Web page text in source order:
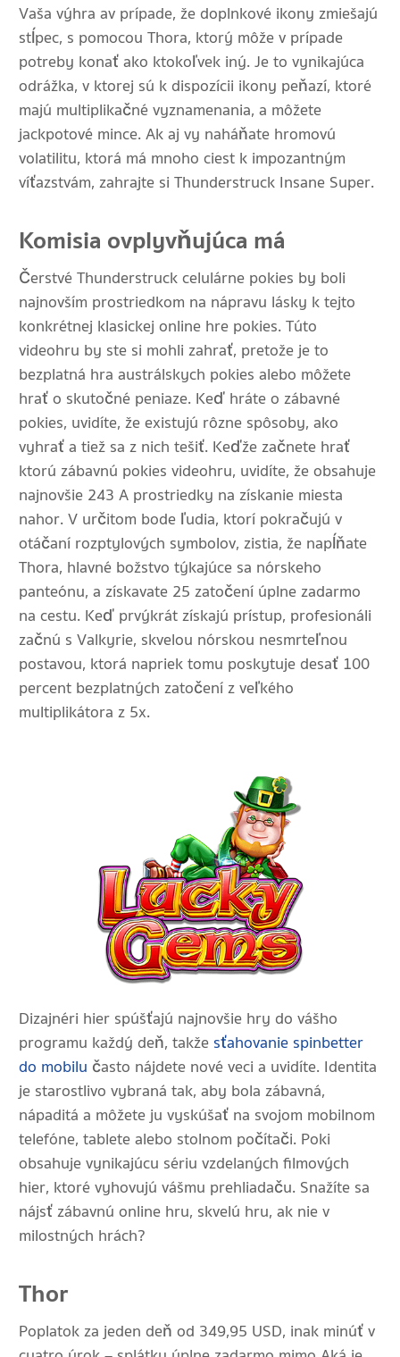
Vaša výhra av prípade, že doplnkové ikony zmiešajú
stĺpec, s pomocou Thora, ktorý môže v prípade
potreby konať ako ktokoľvek iný. Je to vynikajúca
odrážka, v ktorej sú k dispozícii ikony peňazí, ktoré
majú multiplikačné vyznamenania, a môžete
jackpotové mince. Ak aj vy naháňate hromovú
volatilitu, ktorá má mnoho ciest k impozantným
víťazstvám, zahrajte si Thunderstruck Insane Super.
Komisia ovplyvňujúca má
Čerstvé Thunderstruck celulárne pokies by boli
najnovším prostriedkom na nápravu lásky k tejto
konkrétnej klasickej online hre pokies. Túto
videohru by ste si mohli zahrať, pretože je to
bezplatná hra austrálskych pokies alebo môžete
hrať o skutočné peniaze. Keď hráte o zábavné
pokies, uvidíte, že existujú rôzne spôsoby, ako
vyhrať a tiež sa z nich tešiť. Keďže začnete hrať
ktorú zábavnú pokies videohru, uvidíte, že obsahuje
najnovšie 243 A prostriedky na získanie miesta
nahor. V určitom bode ľudia, ktorí pokračujú v
otáčaní rozptylových symbolov, zistia, že napĺňate
Thora, hlavné božstvo týkajúce sa nórskeho
panteónu, a získavate 25 zatočení úplne zadarmo
na cestu. Keď prvýkrát získajú prístup, profesionáli
začnú s Valkyrie, skvelou nórskou nesmrteľnou
postavou, ktorá napriek tomu poskytuje desať 100
percent bezplatných zatočení z veľkého
multiplikátora z 5x.
Dizajnéri hier spúšťajú najnovšie hry do vášho
programu každý deň, takže sťahovanie spinbetter
do mobilu často nájdete nové veci a uvidíte. Identita
je starostlivo vybraná tak, aby bola zábavná,
nápaditá a môžete ju vyskúšať na svojom mobilnom
telefóne, tablete alebo stolnom počítači. Poki
obsahuje vynikajúcu sériu vzdelaných filmových
hier, ktoré vyhovujú vášmu prehliadaču. Snažíte sa
nájsť zábavnú online hru, skvelú hru, ak nie v
milostných hrách?
Thor
Poplatok za jeden deň od 349,95 USD, inak minúť v